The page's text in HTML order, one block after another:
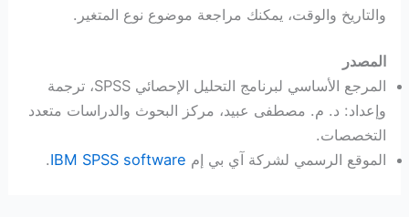
والتاريخ والوقت، يمكنك مراجعة موضوع نوع المتغير.
المصدر
المرجع الأساسي لبرنامج التحليل الإحصائي SPSS، ترجمة
وإعداد: د. م. مصطفى عبيد، مركز البحوث والدراسات متعدد
التخصصات.
الموقع الرسمي لشركة آي بي إم IBM SPSS software
.